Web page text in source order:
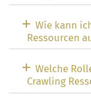
Wie kann
Ressourcen
Welche
Crawling